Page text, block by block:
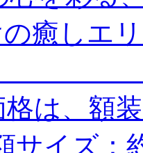
癒しエ
＿＿＿
格は、額
イズ：